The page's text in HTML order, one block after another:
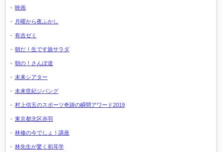
映画
月曜から夜ふかし
有吉ゼミ
朝だ！生です旅サラダ
朝の！さんぽ道
未来シアター
未来世紀ジパング
村上信五のスポーツ奇跡の瞬間アワード2019
東京都北区赤羽
林修の今でしょ！講座
林先生が驚く初耳学